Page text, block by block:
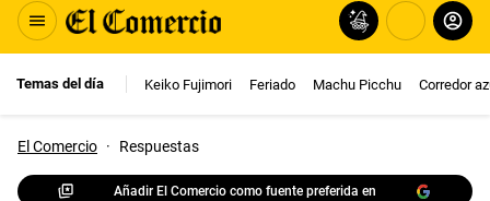
Temas del día Keiko Fujimori Feriado Machu Picchu Corredor
El Comercio · Respuestas
Añadir El Comercio como fuente preferida en